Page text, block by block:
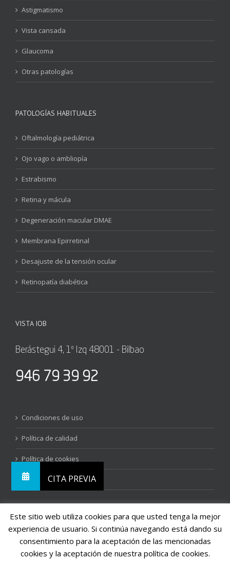
Astigmatismo
Vista cansada
Glaucoma
Otras patologías
PATOLOGÍAS HABITUALES
Oftalmología pediátrica
Ojo vago o ambliopía
Estrabismo
Retina y mácula
Degeneración macular DMAE
Membrana Epirretinal
Desajuste de la tensión ocular
Retinopatía diabética
VISTA IOB
Berástegui 4, 1º Izq 48001 - Bilbao
946 79 39 92
Condiciones de uso
Política de calidad
Política de cookies
Contacta con nosotros
© Copyright 2026 | Vista Instituto Oftalmológico Bilbao pertenece a
Este sitio web utiliza cookies para que usted tenga la mejor
experiencia de usuario. Si continúa navegando está dando su
consentimiento para la aceptación de las mencionadas
cookies y la aceptación de nuestra política de cookies.